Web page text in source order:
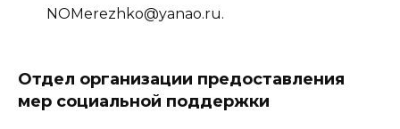
NOMerezhko@yanao.ru.
Отдел организации предоставления
мер социальной поддержки